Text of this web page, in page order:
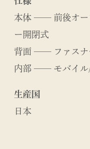
本体 ── 前後オー
ー開閉式
背面 ── ファスナ
内部 ── モバイル
生産国
日本